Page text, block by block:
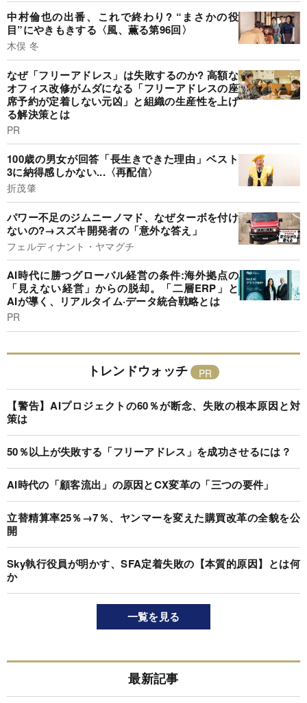
中村倫也の出番、これで終わり? “まさかの役
目”にやきもきする〈風、薫る第96回〉
木俣 冬
なぜ「フリーアドレス」は失敗するのか? 高額な
オフィス改修がムダになる「フリーアドレスの座
席予約が定着しない元凶」と組織の生産性を上げ
る解決策とは
PR
100歳の男女が回答「長生きできた理由」ベスト
3に納得感しかない...〈再配信〉
折茂肇
パワー不足のジムニーノマド、なぜターボを付け
ないの?→スズキ開発者の「意外な答え」
フェルディナント・ヤマグチ
AI時代に勝つグローバル経営の条件:海外拠点の
「見えない経営」からの脱却。「二層ERP」と
AIが導く、リアルタイム·データ統合戦略とは
PR
トレンドウォッチ
【警告】AIプロジェクトの60％が断念、失敗の根本原因と対
策は
50％以上が失敗する「フリーアドレス」を成功させるには？
AI時代の「顧客流出」の原因とCX変革の「三つの要件」
立替精算率25％→7％、ヤンマーを変えた購買改革の全貌を公
開
Sky執行役員が明かす、SFA定着失敗の【本質的原因】とは何
か
一覧を見る
最新記事